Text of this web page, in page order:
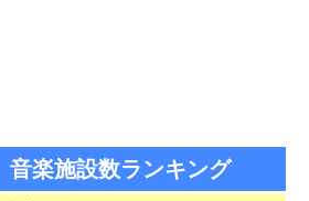
音楽施設数ランキング